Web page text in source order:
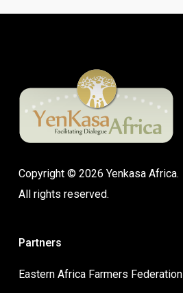
Copyright © 2026 Yenkasa Africa.
All rights reserved.
Partners
Eastern Africa Farmers Federation